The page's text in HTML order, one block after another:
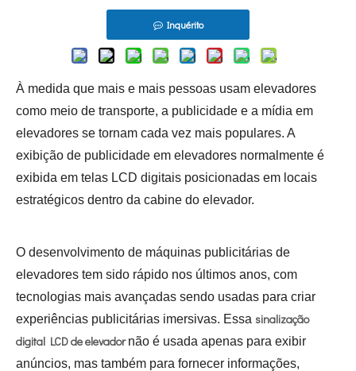
Inquérito
À medida que mais e mais pessoas usam elevadores
como meio de transporte, a publicidade e a mídia em
elevadores se tornam cada vez mais populares. A
exibição de publicidade em elevadores normalmente é
exibida em telas LCD digitais posicionadas em locais
estratégicos dentro da cabine do elevador.
O desenvolvimento de máquinas publicitárias de
elevadores tem sido rápido nos últimos anos, com
tecnologias mais avançadas sendo usadas para criar
experiências publicitárias imersivas. Essa sinalização
digital LCD de elevadornão é usada apenas para exibir
anúncios, mas também para fornecer informações,